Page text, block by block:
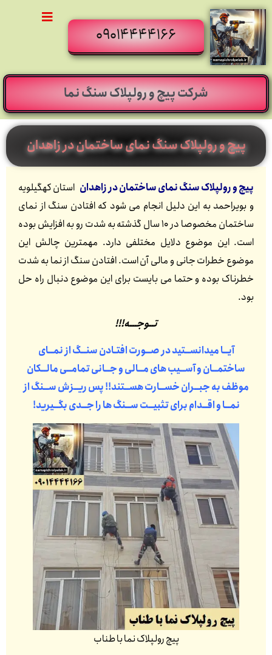
09014444166
شرکت پیچ و رولپلاک سنگ نما
پیچ و رولپلاک سنگ نمای ساختمان در زاهدان
پیچ و رولپلاک سنگ نمای ساختمان در زاهدان استان کهگیلویه
و بویراحمد به این دلیل انجام می شود که افتادن سنگ از نمای
ساختمان مخصوصا در 10 سال گذشته به شدت رو به افزایش بوده
است. این موضوع دلایل مختلفی دارد. مهمترین چالش این
موضوع خطرات جانی و مالی آن است. افتادن سنگ از نما به شدت
خطرناک بوده و حتما می بایست برای این موضوع دنبال راه حل
بود.
تــوجـــه!!!
آیــا میدانســتید در صــورت افتـادن سنــگ از نمــای
ساختمــان و آســیب های مــالی و جــانی تمامــی مالــکان
موظف به جبــران خســارت هســتند!! پس ریــزش ســنگ از
نمــا و اقــدام برای تثبیــت ســنگ ها را جــدی بگــیرید!
پیچ رولپلاک نما با طناب